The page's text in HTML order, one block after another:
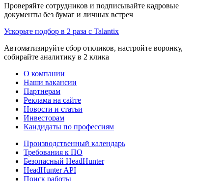
Проверяйте сотрудников и подписывайте кадровые
документы без бумаг и личных встреч
Ускорьте подбор в 2 раза с Talantix
Автоматизируйте сбор откликов, настройте воронку,
собирайте аналитику в 2 клика
О компании
Наши вакансии
Партнерам
Реклама на сайте
Новости и статьи
Инвесторам
Кандидаты по профессиям
Производственный календарь
Требования к ПО
Безопасный HeadHunter
HeadHunter API
Поиск работы